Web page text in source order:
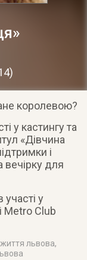
)
королевою?
у кастингу та
«Дівчина
і
вечірку для
у
Metro Club
львова,